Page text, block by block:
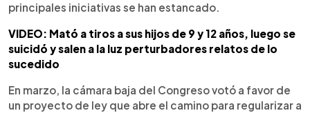
principales iniciativas se han estancado.
VIDEO: Mató a tiros a sus hijos de 9 y 12 años, luego se
suicidó y salen a la luz perturbadores relatos de lo
sucedido
En marzo, la cámara baja del Congreso votó a favor de
un proyecto de ley que abre el camino para regularizar a